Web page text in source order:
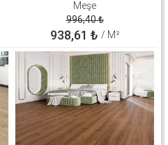
Meşe
996,40₺
938,61 ₺ / M²